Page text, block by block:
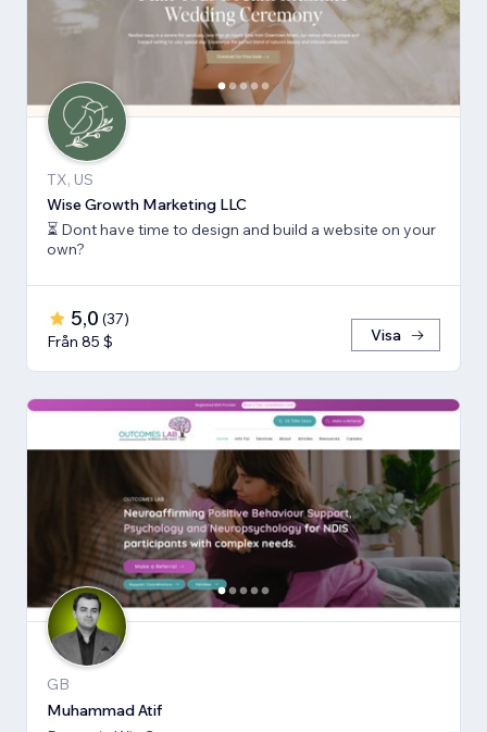
TX, US
Wise Growth Marketing LLC
⏳ Dont have time to design and build a website on your
own?
5,0 (37)
Från 85 $
Visa
GB
Muhammad Atif